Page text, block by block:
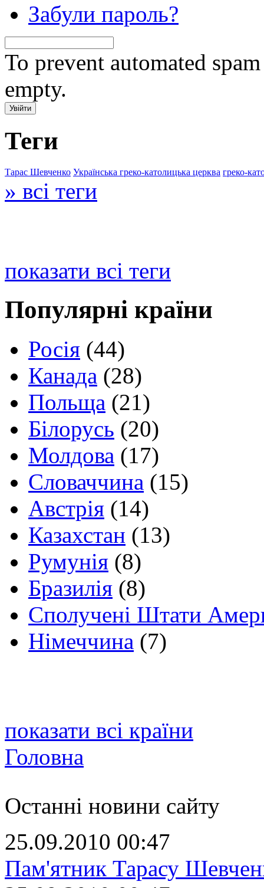
Забули пароль?
To prevent automated
empty.
Теги
Тарас Шевченко Українська греко-католицька церква греко-
» всі теги
показати всі теги
Популярні країни
Росія (44)
Канада (28)
Польща (21)
Білорусь (20)
Молдова (17)
Словаччина (15)
Австрія (14)
Казахстан (13)
Румунія (8)
Бразилія (8)
Сполучені Штати
Німеччина (7)
показати всі країни
Головна
Останні новини сайту
25.09.2010 00:47
Пам'ятник Тарасу